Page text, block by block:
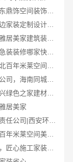
珠三角正规装饰透明化施工，广东鼎饰空间装饰工程有限公司
浙江乐享新材料有限公司省内周边家装定制设计大概报价
佛山禅城全包家装装修，佛山市雅居美家建筑装饰工程有限公司
同城快装（湖北）科技有限公司急装装修哪家快品质施工
海南万赢饰家新型建筑材料有限公司，海南同城家装免费勘测享服务
同城知名室内设计团队高端，嘉兴绿色之家建材科技有限公司定制美学
居美家
居安天成（西安）建筑工程有限责任公司|西安环保家装公寓自有施工队
武汉高端家装口碑怎么样看湖北百年米莱空间美学装饰材料有限公司
宁波雅美和居建材科技有限公司，匠心施工家装对接渠道